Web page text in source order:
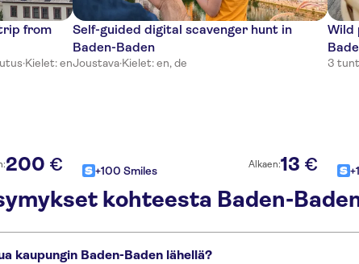
from
·Kielet: en
200 €
Self-guided digital scavenger hunt in
Baden-Baden
Joustava·Kielet: en, de
+100 Smiles Alkaen:13 €
Wild
3
kohteesta Baden-
kaupungin Baden-Baden lähellä?